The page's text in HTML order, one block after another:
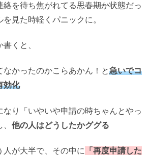
絡を待ち焦がれてる思春期か状態だっ
見た時軽くパニックに。
くと、
かったのかこらあかん！と急いでコ
効化
り「いやいや申請の時ちゃんとやっ
他の人はどうしたかググる
が大半で、その中に
「再度申請した